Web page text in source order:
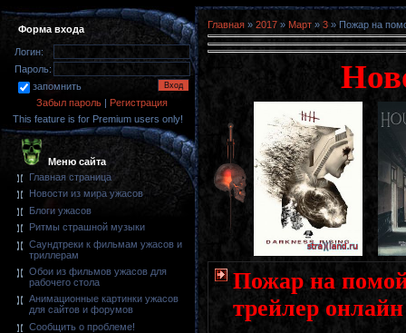
Форма входа
Логин:
Пароль:
запомнить
Забыл пароль | Регистрация
This feature is for Premium users only!
Меню сайта
Главная страница
Новости из мира ужасов
Блоги ужасов
Ритмы страшной музыки
Саундтреки к фильмам ужасов и
триллерам
Обои из фильмов ужасов для
рабочего стола
Анимационные картинки ужасов
для сайтов и форумов
Сообщить о проблеме!
Главная » 2017 » Март » 3 » Пожар на
Пожар на
трейлер